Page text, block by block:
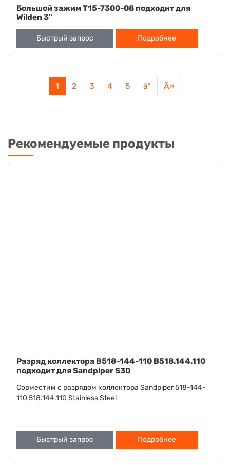
Большой зажим T15-7300-08 подходит для
Wilden 3"
Быстрый запрос Подробнее
1 2 3 4 5 âº Â»
Рекомендуемые продукты
Шайба B901-022-115 B901.022.115 подходит для
Sandpiper S15 S20
Совместима с шайбой Sandpiper S15 S20 901-022-115
901.022.115
Быстрый запрос Подробнее